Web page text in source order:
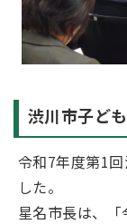
渋川市子ど
令和7年度第1
した。
星名市長は、